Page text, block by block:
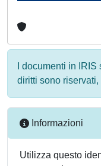
I documenti in
diritti sono
Informazioni
Utilizza questo